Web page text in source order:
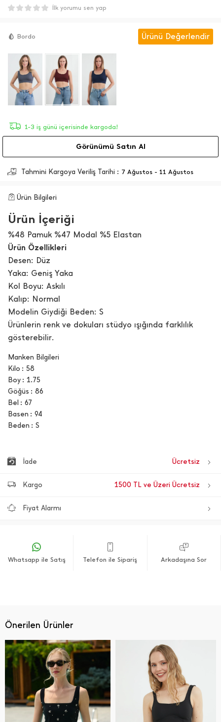
İlk yorumu sen yap
Bordo Ürünü Değerlendir
1-3 iş günü içerisinde kargoda!
Görünümü Satın Al
Tahmini Kargoya Veriliş Tarihi : 7 Ağustos - 11 Ağustos
Ürün Bilgileri
Ürün İçeriği
%48 Pamuk %47 Modal %5 Elastan
Ürün Özellikleri
Desen: Düz
Yaka: Geniş Yaka
Kol Boyu: Askılı
Kalıp: Normal
Modelin Giydiği Beden: S
Ürünlerin renk ve dokuları stüdyo ışığında farklılık
gösterebilir.
Manken Bilgileri
Kilo
58
Boy
1.75
Göğüs
86
Bel
67
Basen
94
Beden
S
İade Ücretsiz
Kargo 1500 TL ve Üzeri Ücretsiz
Fiyat Alarmı
Whatsapp ile Satış Telefon ile Sipariş Arkadaşına Sor
Önerilen Ürünler